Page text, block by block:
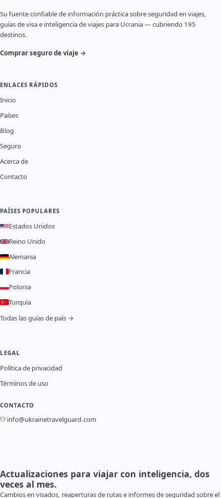
Su fuente confiable de información práctica sobre seguridad en viajes,
guías de visa e inteligencia de viajes para Ucrania — cubriendo 195
destinos.
Comprar seguro de viaje →
ENLACES RÁPIDOS
Inicio
Países
Blog
Seguro
Acerca de
Contacto
PAÍSES POPULARES
Estados Unidos
Reino Unido
Alemania
Francia
Polonia
Turquía
Todas las guías de país →
LEGAL
Política de privacidad
Términos de uso
CONTACTO
info@ukrainetravelguard.com
Actualizaciones para viajar con inteligencia, dos
veces al mes.
Cambios en visados, reaperturas de rutas e informes de seguridad sobre el